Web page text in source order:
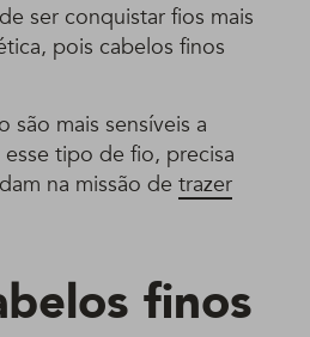
ser conquistar fios mais
pois cabelos finos
são mais sensíveis a
tipo de fio, precisa
na missão de trazer
finos